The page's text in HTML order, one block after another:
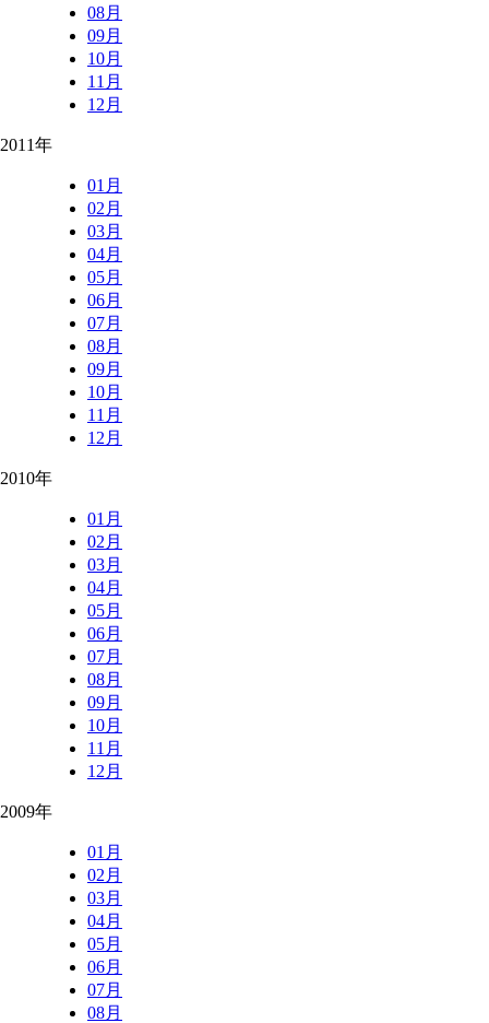
08月
09月
10月
11月
12月
2011年
01月
02月
03月
04月
05月
06月
07月
08月
09月
10月
11月
12月
2010年
01月
02月
03月
04月
05月
06月
07月
08月
09月
10月
11月
12月
2009年
01月
02月
03月
04月
05月
06月
07月
08月